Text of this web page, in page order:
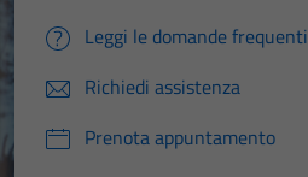
Leggi le domande frequenti
Richiedi assistenza
Prenota appuntamento